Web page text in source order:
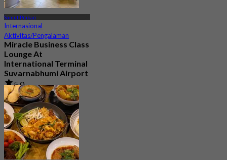
Samut Prakan
Internasional
Aktivitas/Pengalaman
Miracle Business Class
Lounge At
International Terminal
Suvarnabhumi Airport
5.0
10 telah dipesan
Dari฿ 1,320